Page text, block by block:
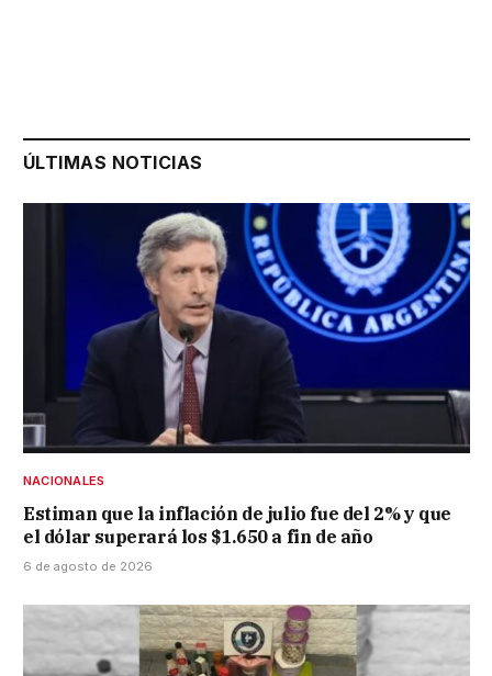
ÚLTIMAS NOTICIAS
NACIONALES
Estiman que la inflación de julio fue del 2% y que
el dólar superará los $1.650 a fin de año
6 de agosto de 2026